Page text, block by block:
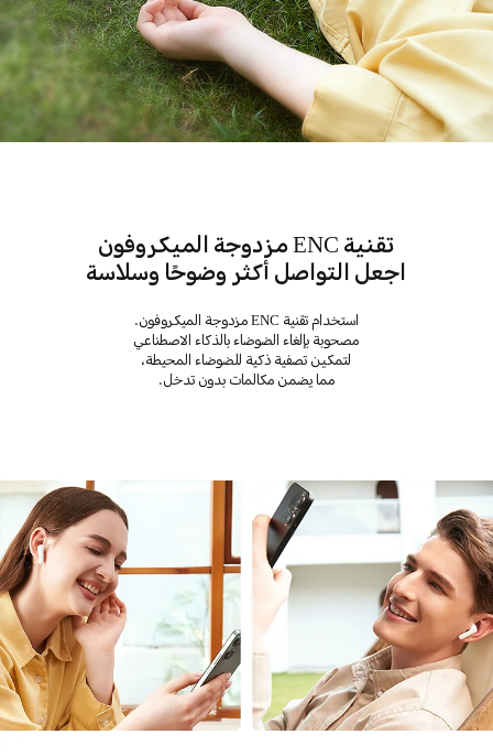
تقنية ENC مزدوجة الميكروفون
اجعل التواصل أكثر وضوحًا وسلاسة
استخدام تقنية ENC مزدوجة الميكروفون.
مصحوبة بإلغاء الضوضاء بالذكاء الاصطناعي
لتمكين تصفية ذكية للضوضاء المحيطة،
مما يضمن مكالمات بدون تدخل.